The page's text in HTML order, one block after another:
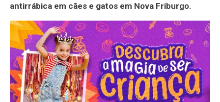
antirrábica em cães e gatos em Nova Friburgo.